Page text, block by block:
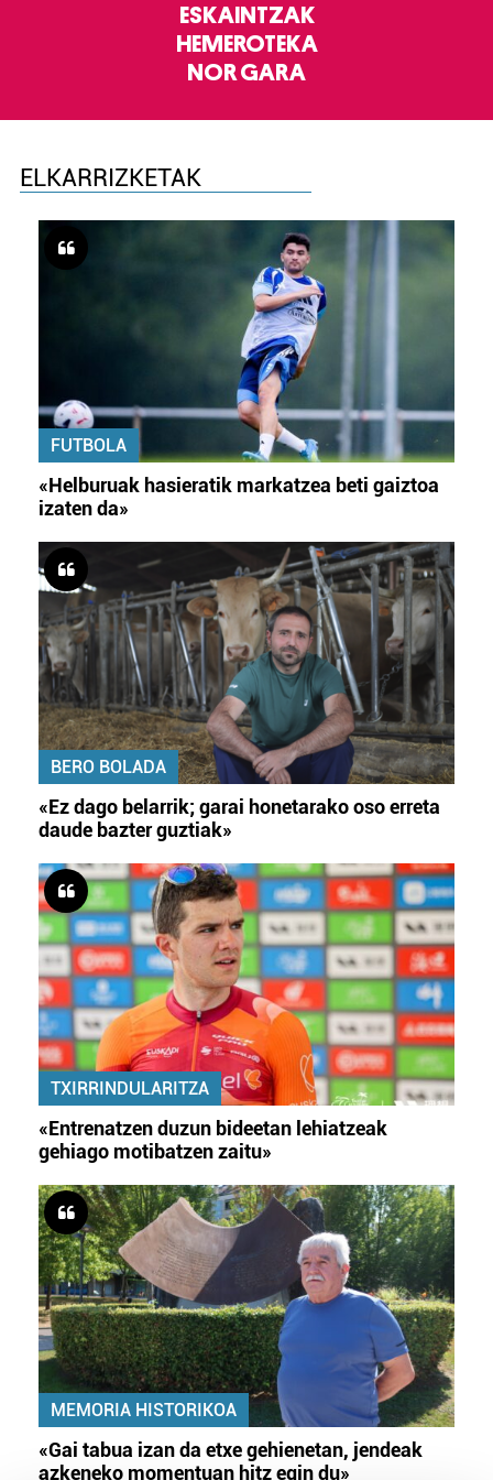
ESKAINTZAK
HEMEROTEKA
NOR GARA
ELKARRIZKETAK
FUTBOLA
«Helburuak hasieratik markatzea beti gaiztoa
izaten da»
BERO BOLADA
«Ez dago belarrik; garai honetarako oso erreta
daude bazter guztiak»
TXIRRINDULARITZA
«Entrenatzen duzun bideetan lehiatzeak
gehiago motibatzen zaitu»
MEMORIA HISTORIKOA
«Gai tabua izan da etxe gehienetan, jendeak
azkeneko momentuan hitz egin du»